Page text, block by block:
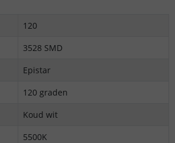
120
3528 SMD
Epistar
120 graden
Koud wit
5500K